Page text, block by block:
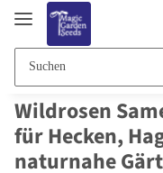
Wildrosen
für Hecken,
naturnahe